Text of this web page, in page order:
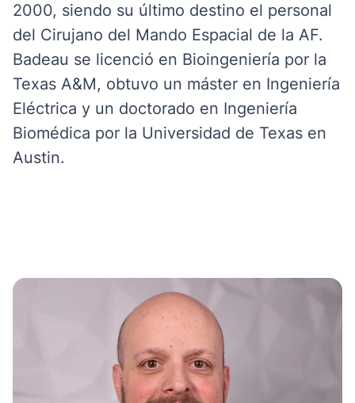
2000, siendo su último destino el personal
del Cirujano del Mando Espacial de la AF.
Badeau se licenció en Bioingeniería por la
Texas A&M, obtuvo un máster en Ingeniería
Eléctrica y un doctorado en Ingeniería
Biomédica por la Universidad de Texas en
Austin.